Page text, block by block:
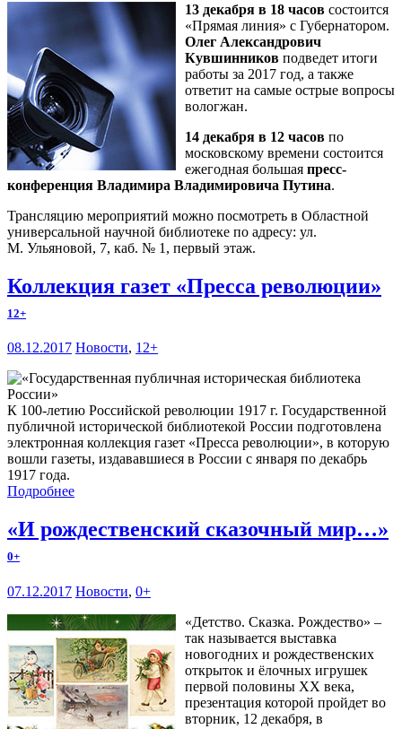
13 декабря в 18 часов состоится
«Прямая линия» с Губернатором.
Олег Александрович
Кувшинников подведет итоги
работы за 2017 год, а также
ответит на самые острые вопросы
вологжан.
14 декабря в 12 часов по
московскому времени состоится
ежегодная большая пресс-
конференция Владимира Владимировича Путина.
Трансляцию мероприятий можно посмотреть в Областной
универсальной научной библиотеке по адресу: ул.
М. Ульяновой, 7, каб. № 1, первый этаж.
Коллекция газет «Пресса революции»
12+
08.12.2017 Новости, 12+
К 100-летию Российской революции 1917 г. Государственной
публичной исторической библиотекой России подготовлена
электронная коллекция газет «Пресса революции», в которую
вошли газеты, издававшиеся в России с января по декабрь
1917 года.
Подробнее
«И рождественский сказочный мир…»
0+
07.12.2017 Новости, 0+
«Детство. Сказка. Рождество» –
так называется выставка
новогодних и рождественских
открыток и ёлочных игрушек
первой половины ХХ века,
презентация которой пройдет во
вторник, 12 декабря, в